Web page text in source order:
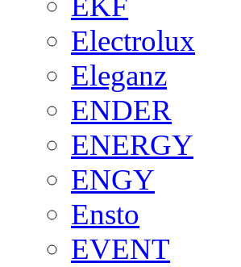
Electrolux
Eleganz
ENDER
ENERGY
ENGY
Ensto
EVENT